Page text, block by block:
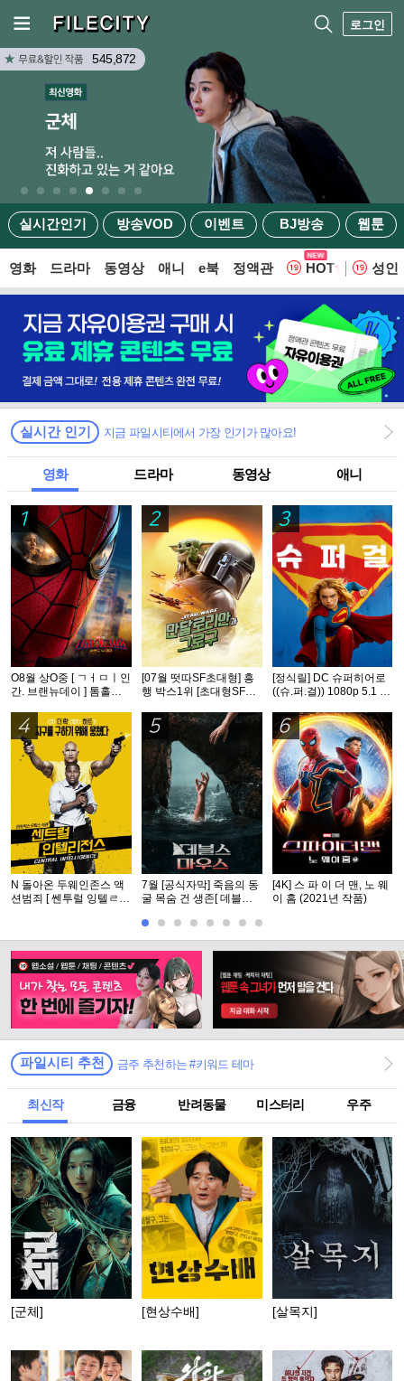
로그인
실시간인기 방송VOD 이벤트 BJ방송 웹툰
545,872
영화 드라마 동영상 애니 e북 정액관 HOT 웹
성인
실시간 인기 지금 파일시티에서 가장 인기가 많아요!
영화 드라마 동영상 애니
1
O8월 상O중 [ ㄱㅓㅁㅣ인
간. 브랜뉴데이 ] 톰홀랜
2
[07월 떳따SF초대형] 흥
행 박스1위 [초대형SF대
식자막
3
[정식릴] DC 슈퍼히어로
((슈.퍼.걸)) 1080p 5.1 공
4
N 돌아온 두웨인존스 액
션범죄 [ 쎈투럴 잉텔ㄹ1
5
7월 [공식자막] 죽음의 동
굴 목숨 건 생존[ 데블스
6
[4K] 스 파 이 더 맨, 노 웨
이 홈 (2021년 작품)
파일시티 추천 금주 추천하는 #키워드 테마
최신작 금융 반려동물 미스터리 우주
[군체] [현상수배] [살목지]